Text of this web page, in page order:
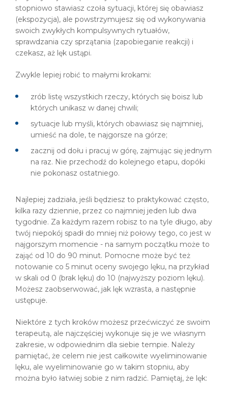
stopniowo stawiasz czoła sytuacji, której się obawiasz
(ekspozycja), ale powstrzymujesz się od wykonywania
swoich zwykłych kompulsywnych rytuałów,
sprawdzania czy sprzątania (zapobieganie reakcji) i
czekasz, aż lęk ustąpi.
Zwykle lepiej robić to małymi krokami:
zrób listę wszystkich rzeczy, których się boisz lub
których unikasz w danej chwili;
sytuacje lub myśli, których obawiasz się najmniej,
umieść na dole, te najgorsze na górze;
zacznij od dołu i pracuj w górę, zajmując się jednym
na raz. Nie przechodź do kolejnego etapu, dopóki
nie pokonasz ostatniego.
Najlepiej zadziała, jeśli będziesz to praktykować często,
kilka razy dziennie, przez co najmniej jeden lub dwa
tygodnie. Za każdym razem robisz to na tyle długo, aby
twój niepokój spadł do mniej niż połowy tego, co jest w
najgorszym momencie - na samym początku może to
zająć od 10 do 90 minut. Pomocne może być też
notowanie co 5 minut oceny swojego lęku, na przykład
w skali od 0 (brak lęku) do 10 (najwyższy poziom lęku).
Możesz zaobserwować, jak lęk wzrasta, a następnie
ustępuje.
Niektóre z tych kroków możesz przećwiczyć ze swoim
terapeutą, ale najczęściej wykonuje się je we własnym
zakresie, w odpowiednim dla siebie tempie. Należy
pamiętać, że celem nie jest całkowite wyeliminowanie
lęku, ale wyeliminowanie go w takim stopniu, aby
można było łatwiej sobie z nim radzić. Pamiętaj, że lęk: